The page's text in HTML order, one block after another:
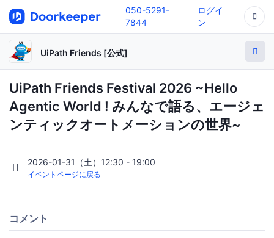
050-5291-
7844
ログイ
ン
UiPath Friends [公式]
UiPath Friends Festival 2026 ~Hello
Agentic World ! みんなで語る、エージェ
ンティックオートメーションの世界~
2026-01-31（土）12:30 - 19:00
イベントページに戻る
コメント